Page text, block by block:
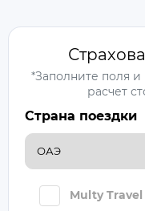
*Заполните поля
расчет
Страна поездки
Multy Travel